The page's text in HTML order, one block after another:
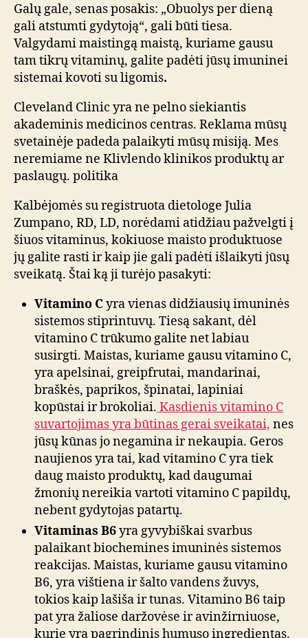
Galų gale, senas posakis: „Obuolys per dieną
gali atstumti gydytoją“, gali būti tiesa.
Valgydami maistingą maistą, kuriame gausu
tam tikrų vitaminų, galite padėti jūsų imuninei
sistemai kovoti su ligomis.
Cleveland Clinic yra ne pelno siekiantis
akademinis medicinos centras. Reklama mūsų
svetainėje padeda palaikyti mūsų misiją. Mes
neremiame ne Klivlendo klinikos produktų ar
paslaugų. politika
Kalbėjomės su registruota dietologe Julia
Zumpano, RD, LD, norėdami atidžiau pažvelgti į
šiuos vitaminus, kokiuose maisto produktuose
jų galite rasti ir kaip jie gali padėti išlaikyti jūsų
sveikatą. Štai ką ji turėjo pasakyti:
Vitamino Cyra vienas didžiausių imuninės
sistemos stiprintuvų. Tiesą sakant, dėl
vitamino C trūkumo galite net labiau
susirgti. Maistas, kuriame gausu vitamino C,
yra apelsinai, greipfrutai, mandarinai,
braškės, paprikos, špinatai, lapiniai
kopūstai ir brokoliai. Kasdienis vitamino C
suvartojimas yra būtinas gerai sveikatai, nes
jūsų kūnas jo negamina ir nekaupia. Geros
naujienos yra tai, kad vitamino C yra tiek
daug maisto produktų, kad daugumai
žmonių nereikia vartoti vitamino C papildų,
nebent gydytojas patartų.
Vitaminas B6yra gyvybiškai svarbus
palaikant biochemines imuninės sistemos
reakcijas. Maistas, kuriame gausu vitamino
B6, yra vištiena ir šalto vandens žuvys,
tokios kaip lašiša ir tunas. Vitamino B6 taip
pat yra žaliose daržovėse ir avinžirniuose,
kurie yra pagrindinis humuso ingredientas.